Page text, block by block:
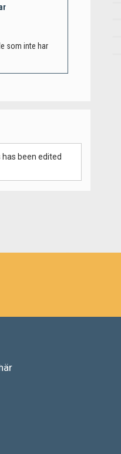
som inte har
been edited